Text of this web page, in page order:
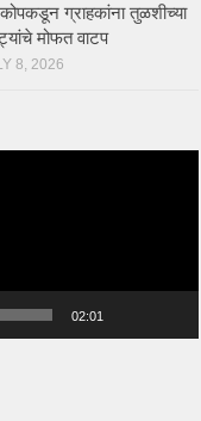
ग्राहकांना तुळशीच्या
मोफत वाटप
8, 2026
02:01